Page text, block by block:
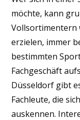
möchte, kann
Vollsortimentern
erzielen, immer
bestimmten
Fachgeschäft
Düsseldorf gibt
Fachleute, die
auskennen.